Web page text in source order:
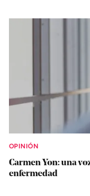
OPINIÓN
Carmen Yon: una
enfermedad